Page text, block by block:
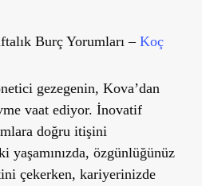
Burç Yorumları – Koç
gezegenin, Kova’dan
vaat ediyor. İnovatif
doğru itişini
yaşamınızda, özgünlüğünüz
çekerken, kariyerinizde